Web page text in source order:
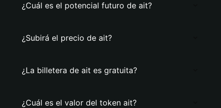
¿Cuál es el potencial futuro de ait?
¿Subirá el precio de ait?
¿La billetera de ait es gratuita?
¿Cuál es el valor del token ait?